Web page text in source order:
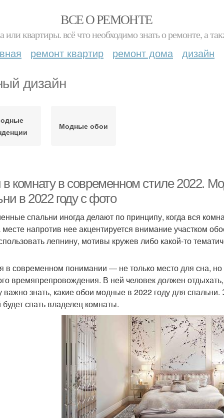
ВСЕ О РЕМОНТЕ
или квартиры. всё что необходимо знать о ремонте, а
ремонт квартир ремонт дома дизайн
дизайн
Модные обои
комнату в современном стиле 2022.
в 2022 году с фото
спальни иногда делают по принципу, когда вся
напротив нее акцентируется внимание участком
лепнину, мотивы кружев либо какой-то
в современном понимании — не только место для сна, но
времяпрепровождения. В ней человек должен
важно знать, какие обои модные в 2022 году для
будет спать владелец комнаты.